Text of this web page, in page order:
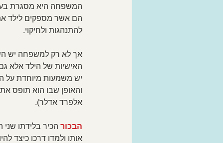
המשפחה היא מסגרת
הם אשר מספקים לילד
להתנהגות ולחיקוי.
אך לא רק למשפחה יש
האישיות של הילד אלא
יש משמעות מיוחדת על
והאופן שבו הוא תופס
אלפרד אדלר).
הבכור הכיר בלידתו שני
אותו ולמדו דרכו כיצד